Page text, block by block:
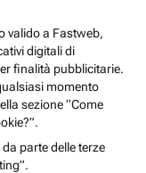
valido a Fastweb,
digitali di
finalità pubblicitarie.
momento
sezione “Come
parte delle terze